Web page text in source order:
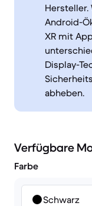
Hersteller.
Android-
XR mit
Display-
abheben.
Verfügbare
Farbe
Schwarz